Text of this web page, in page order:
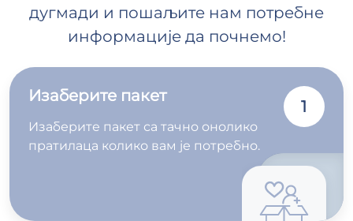
дугмади и пошаљите нам потребне
информације да почнемо!
Изаберите пакет
Изаберите пакет са тачно онолико
пратилаца колико вам је потребно.
1